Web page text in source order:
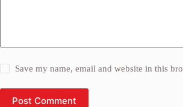
Save my name, email and website in this
Post Comment